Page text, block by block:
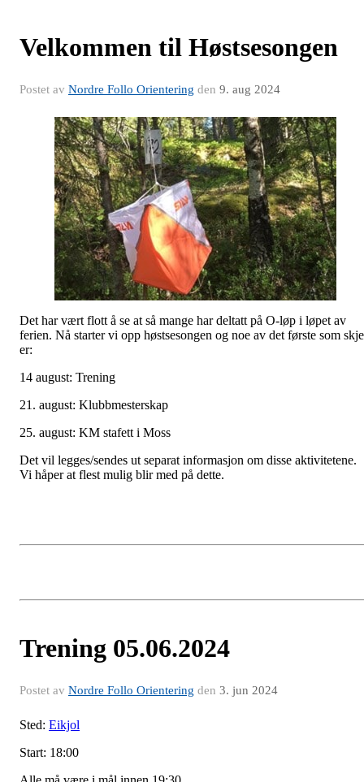
Velkommen til Høstsesongen
Postet av Nordre Follo Orientering den 9. aug 2024
Det har vært flott å se at så mange har deltatt på O-løp i løpet av
ferien. Nå starter vi opp høstsesongen og noe av det første som
er:
14 august: Trening
21. august: Klubbmesterskap
25. august: KM stafett i Moss
Det vil legges/sendes ut separat informasjon om disse aktivitetene.
Vi håper at flest mulig blir med på dette.
Trening 05.06.2024
Postet av Nordre Follo Orientering den 3. jun 2024
Sted: Eikjol
Start: 18:00